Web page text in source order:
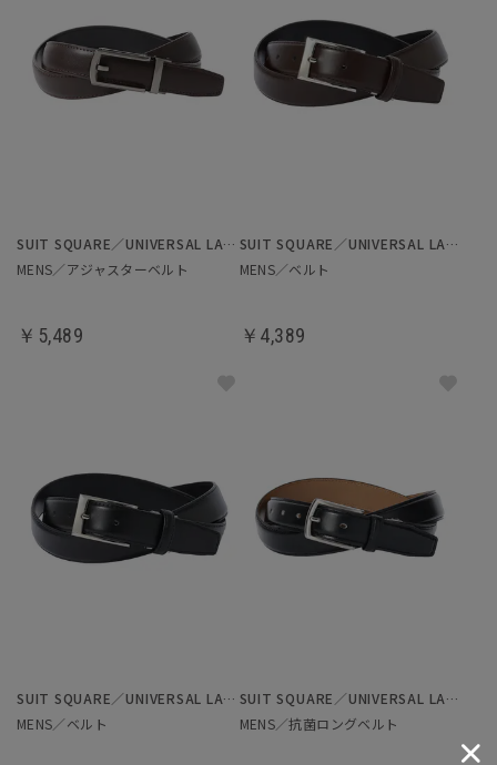
SUIT SQUARE／UNIVERSAL LANGUAGE
MENS／アジャスターベルト
￥5,489
SUIT SQUARE／UNIVERSAL LANGUAGE
MENS／ベルト
￥4,389
SUIT SQUARE／UNIVERSAL LANGUAGE
MENS／ベルト
SUIT SQUARE／UNIVERSAL LANGUAGE
MENS／抗菌ロングベルト